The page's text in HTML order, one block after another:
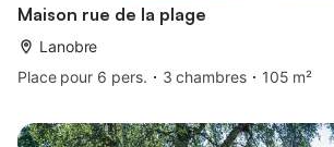
Maison rue de la plage
Lanobre
Place pour 6 pers.
3 chambres 105 m²